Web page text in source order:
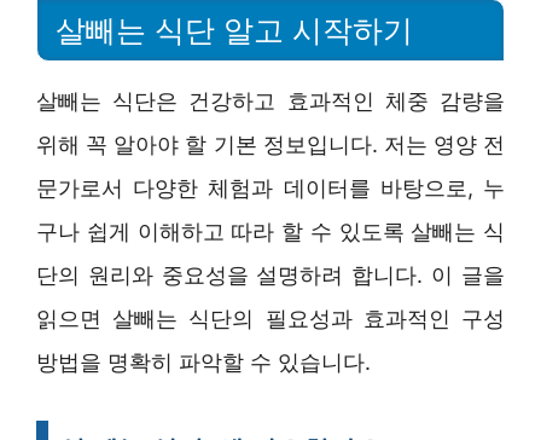
살빼는 식단 알고 시작하기
살빼는 식단은 건강하고 효과적인 체중 감량을
위해 꼭 알아야 할 기본 정보입니다. 저는 영양 전
문가로서 다양한 체험과 데이터를 바탕으로, 누
구나 쉽게 이해하고 따라 할 수 있도록 살빼는 식
단의 원리와 중요성을 설명하려 합니다. 이 글을
읽으면 살빼는 식단의 필요성과 효과적인 구성
방법을 명확히 파악할 수 있습니다.